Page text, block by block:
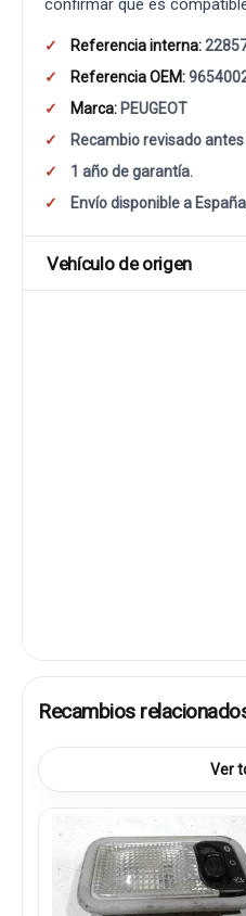
confirmar que es
Referencia interna:
Referencia OEM:
Marca: PEUGEOT
Recambio revisado
1 año de garantía.
Envío disponible a
Vehículo de origen
Recambios
Ver